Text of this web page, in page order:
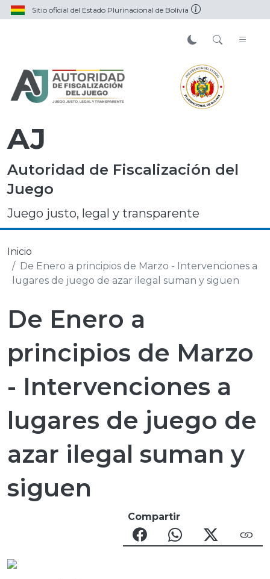
Sitio oficial del Estado Plurinacional de Bolivia
AJ
Autoridad de Fiscalización del
Juego
Juego justo, legal y transparente
Inicio
De Enero a principios de Marzo - Intervenciones a
lugares de juego de azar ilegal suman y siguen
De Enero a
principios de Marzo
- Intervenciones a
lugares de juego de
azar ilegal suman y
siguen
Compartir